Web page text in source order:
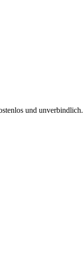
und unverbindlich.